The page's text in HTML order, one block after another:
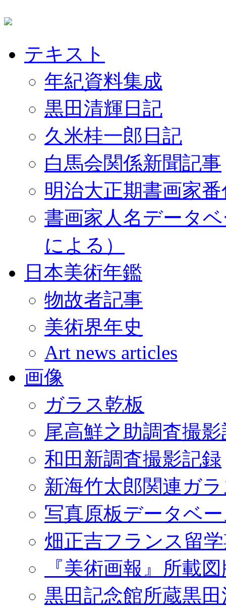
テキスト
年紀資料集成
黒田清輝日記
久米桂一郎日記
白馬会関係新聞記事
明治大正期書画家
書画家人名データ
による）
日本美術年鑑
物故者記事
美術界年史
Art news articles
画像
ガラス乾板
尾高鮮之助調査撮
和田新調査撮影記録
新海竹太郎関連ガ
写真原板データベ
畑正吉フランス留
『美術画報』所載
黒田記念館所蔵黒